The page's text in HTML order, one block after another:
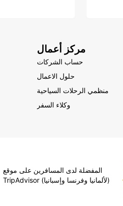
مركز أعمال
حساب الشركات
حلول الاعمال
منظمي الرحلات السياحية
وكلاء السفر
المفضلة لدى المسافرين على موقع
TripAdvisor (لألمانيا وفرنسا وإسبانيا)